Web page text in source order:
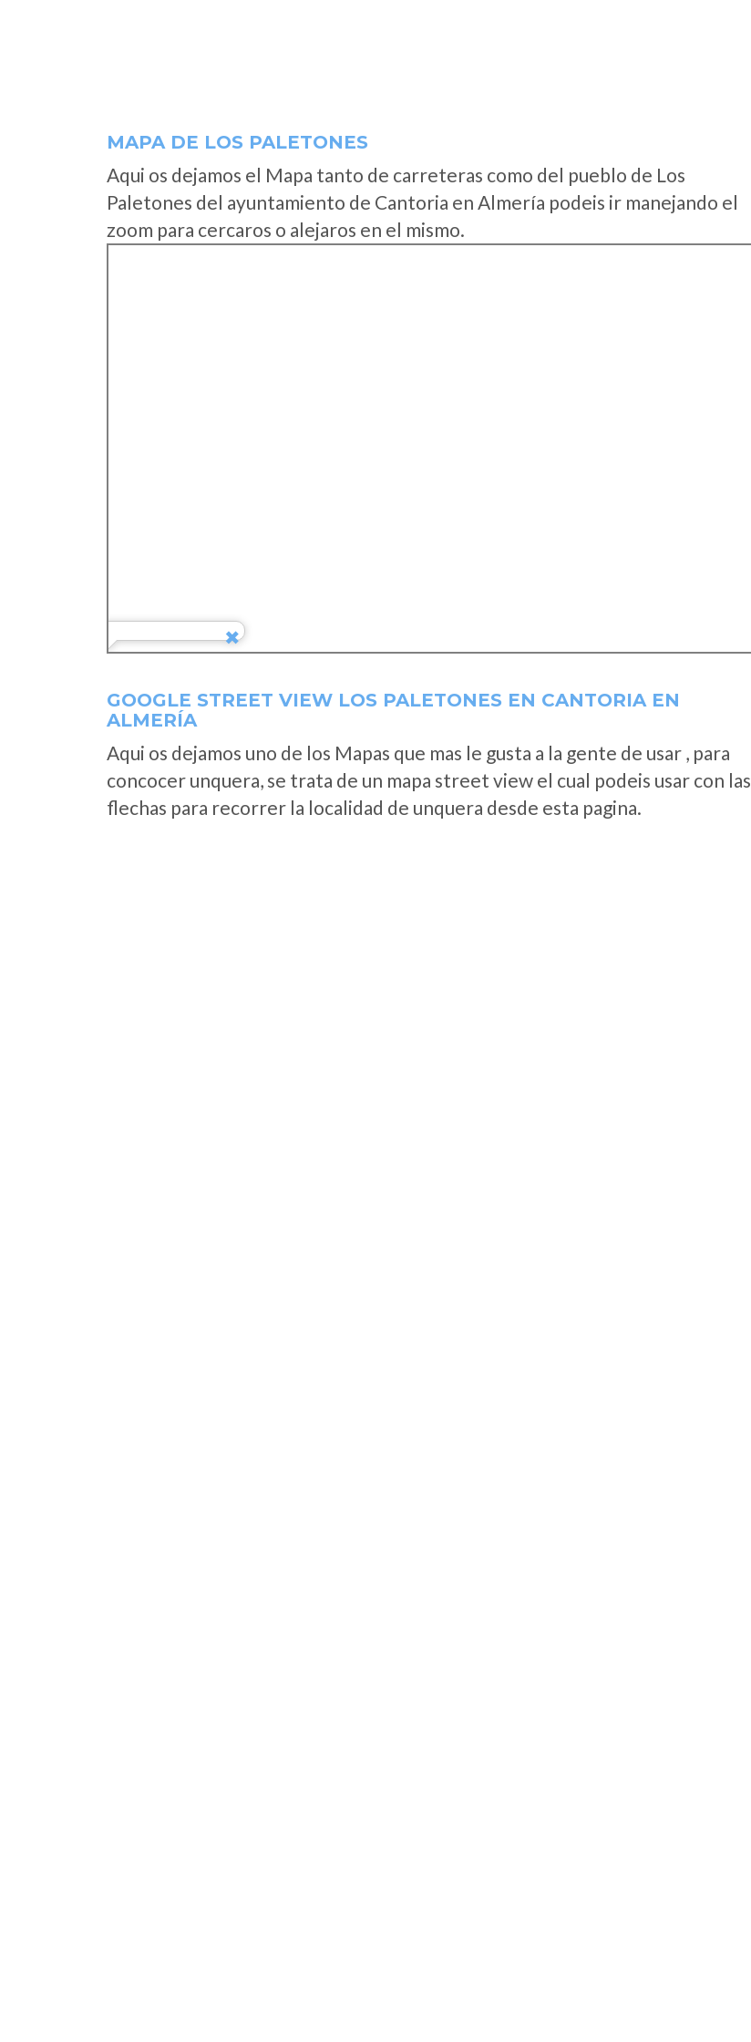
MAPA DE LOS PALETONES
Aqui os dejamos el Mapa tanto de carreteras como del pueblo de Los
Paletones del ayuntamiento de Cantoria en Almería podeis ir manejando el
zoom para cercaros o alejaros en el mismo.
GOOGLE STREET VIEW LOS PALETONES EN CANTORIA EN
ALMERÍA
Aqui os dejamos uno de los Mapas que mas le gusta a la gente de usar , para
concocer unquera, se trata de un mapa street view el cual podeis usar con las
flechas para recorrer la localidad de unquera desde esta pagina.